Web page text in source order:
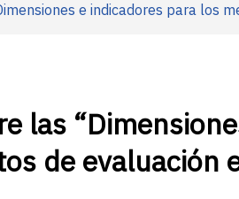
e indicadores para los
las
de evaluación